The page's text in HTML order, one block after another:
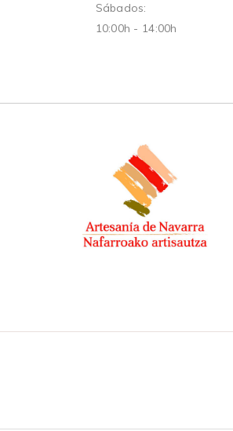
Sábados:
10:00h - 14:00h